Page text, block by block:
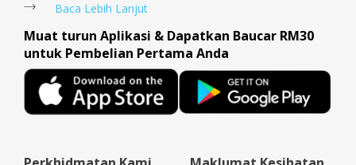
Baca Lebih Lanjut
Muat turun Aplikasi & Dapatkan Baucar RM30
untuk Pembelian Pertama Anda